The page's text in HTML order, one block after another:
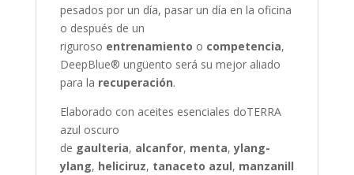
pesados ​​por un día, pasar un día en la oficina
o después de un
riguroso entrenamiento o competencia,
DeepBlue® ungüento será su mejor aliado
para la recuperación.
Elaborado con aceites esenciales doTERRA
azul oscuro
de gaulteria, alcanfor, menta,ylang-
ylang, heliciruz, tanaceto azul, manzanill